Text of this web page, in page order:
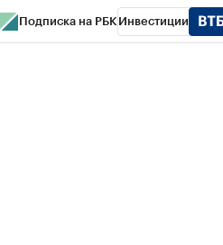
Подписка на РБК Инвестиции